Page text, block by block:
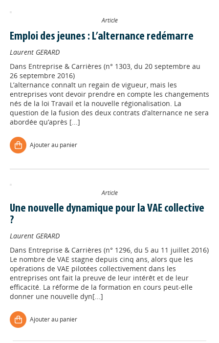
Article
Emploi des jeunes : L’alternance redémarre
Laurent GERARD
Dans Entreprise & Carrières (n° 1303, du 20 septembre au
26 septembre 2016)
L’alternance connaît un regain de vigueur, mais les
entreprises vont devoir prendre en compte les changements
nés de la loi Travail et la nouvelle régionalisation. La
question de la fusion des deux contrats d’alternance ne sera
abordée qu’après [...]
Ajouter au panier
Article
Une nouvelle dynamique pour la VAE collective
?
Laurent GERARD
Dans Entreprise & Carrières (n° 1296, du 5 au 11 juillet 2016)
Le nombre de VAE stagne depuis cinq ans, alors que les
opérations de VAE pilotées collectivement dans les
entreprises ont fait la preuve de leur intérêt et de leur
efficacité. La réforme de la formation en cours peut-elle
donner une nouvelle dyn[...]
Ajouter au panier
Appels à projets
Accéder à son compte - (Se
déconnecter)
Base documentaire